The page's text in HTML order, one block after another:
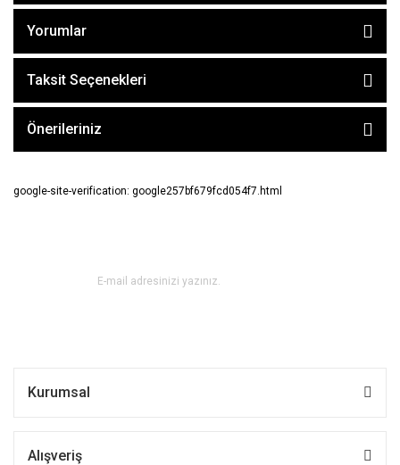
Yorumlar
Taksit Seçenekleri
Önerileriniz
google-site-verification: google257bf679fcd054f7.html
Kurumsal
Alışveriş